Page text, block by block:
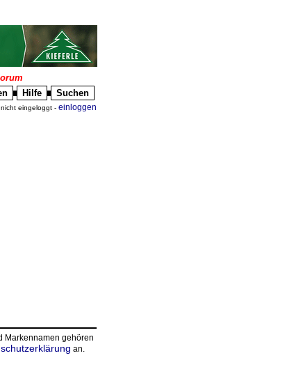
Hilfe Suchen
eingeloggt - einloggen
Markennamen gehören
an.